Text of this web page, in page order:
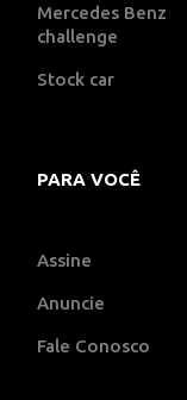
Mercedes Benz
challenge
Stock car
PARA VOCÊ
Assine
Anuncie
Fale Conosco